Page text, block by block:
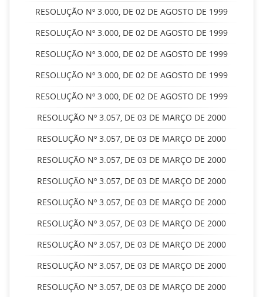
RESOLUÇÃO Nº 3.000, DE 02 DE AGOSTO DE 1999
RESOLUÇÃO Nº 3.000, DE 02 DE AGOSTO DE 1999
RESOLUÇÃO Nº 3.000, DE 02 DE AGOSTO DE 1999
RESOLUÇÃO Nº 3.000, DE 02 DE AGOSTO DE 1999
RESOLUÇÃO Nº 3.000, DE 02 DE AGOSTO DE 1999
RESOLUÇÃO Nº 3.057, DE 03 DE MARÇO DE 2000
RESOLUÇÃO Nº 3.057, DE 03 DE MARÇO DE 2000
RESOLUÇÃO Nº 3.057, DE 03 DE MARÇO DE 2000
RESOLUÇÃO Nº 3.057, DE 03 DE MARÇO DE 2000
RESOLUÇÃO Nº 3.057, DE 03 DE MARÇO DE 2000
RESOLUÇÃO Nº 3.057, DE 03 DE MARÇO DE 2000
RESOLUÇÃO Nº 3.057, DE 03 DE MARÇO DE 2000
RESOLUÇÃO Nº 3.057, DE 03 DE MARÇO DE 2000
RESOLUÇÃO Nº 3.057, DE 03 DE MARÇO DE 2000